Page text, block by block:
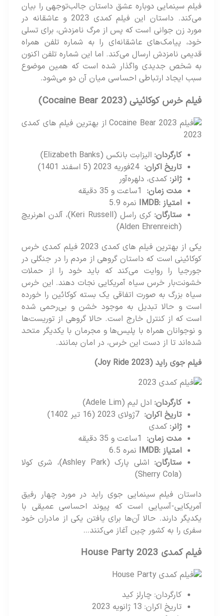
فیلم سینمایی دوباره عشق داستان جالب‌توجهی را بیان
می‌کند. داستان این فیلم کمدی 2023 و عاشقانه در
مورد زن جوانی است که پس از مرگ نامزدش، برای تسلی
خود، پیامک‌های عاشقانه‌ای را به شماره تلفن همراه
قدیمی نامزدش ارسال می‌کند. اما این شماره تلفن اکنون
به شخص جدیدی واگذار شده است که همین موضوع
سبب ایجاد ارتباطی احساسی میان آن دو می‌شود.
فیلم خرس کوکائینی(Cocaine Bear 2023)
کارگردان:الیزابت بانکس (Elizabeth Banks)
تاریخ اکران:24فوریه 2023 (5 اسفند 1401)
کمدی، دلهره‌آور
مدت زمان:1ساعت و 35 دقیقه
امتیاز :IMDB
نمره 5.9
ستارگان:
کری راسل (Keri Russell)، آلدن اهرنریچ
یکی از بهترین فیلم های کمدی 2023 فیلم کمدی خرس
کوکائینی است که داستان گروهی از مردم را در جنگلی در
جورجیا را روایت می‌کند که باید خود را از حملات
خشونت‌بار خرس سیاه آمریکایی نجات دهند. این خرس
سیاه بزرگ به صورت اتفاقی یک بسته کوکائین را خورده
است و حالا تبدیل به موجود خشن و بی‌رحمی شده
است که از کنترل خارج است. حالا گروهی از توریست‌ها
و نوجوانان همراه با پلیس‌ها و مجرمان با یکدیگر متحد
شده‌اند تا از دست این خرس، در امان بمانند.
فیلم جوی راید(Joy Ride 2023)
کارگردان:ادل لیم (Adele Lim)
تاریخ اکران:7ژولای 2023 (16 تیر 1402)
کمدی
مدت زمان:1ساعت و 35 دقیقه
امتیاز :IMDB
نمره 6.5
ستارگان:
اشلی پارک (Ashley Park)، شری کولا
داستان فیلم سینمایی جوی راید در مورد چهار رفیق
آمریکایی-آسیایی است که پیوند احساسی عمیقی با
یکدیگر دارند. حالا آن‌ها برای یافتن یکی از مادران خود
سفری را به کشور چین آغاز می‌کنند…
فیلم کمدی 2023 House Party
کارگردان: چارلز کید
تاریخ اکران: 13 ژانویه 2023